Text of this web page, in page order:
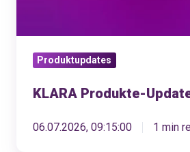
Produktupdates
KLARA Produkte-
06.07.2026, 09:15:00 1 min